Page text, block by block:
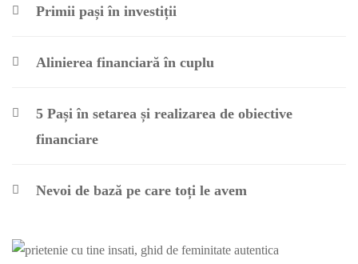
Primii pași în investiții
Alinierea financiară în cuplu
5 Pași în setarea și realizarea de obiective
financiare
Nevoi de bază pe care toți le avem